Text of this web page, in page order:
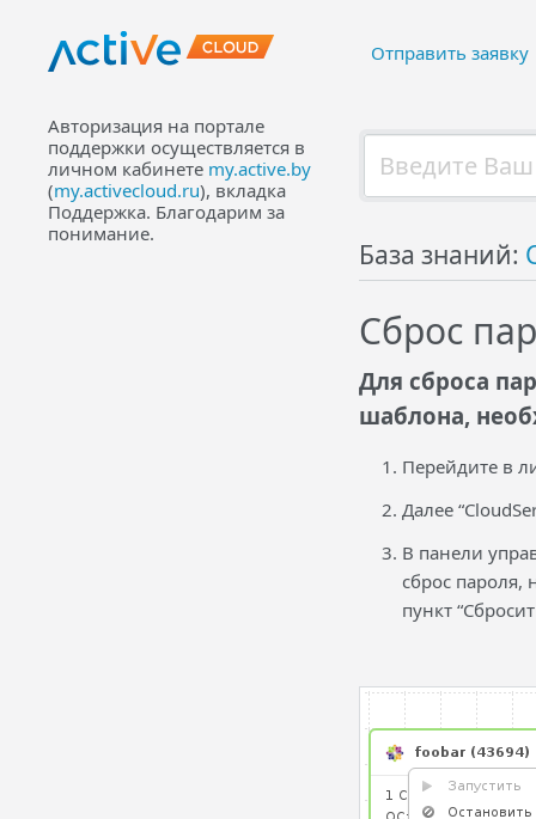
Отправить заявку
Авторизация на портале
поддержки осуществляется в
личном кабинете my.active.by
(my.activecloud.ru), вкладка
Поддержка. Благодарим за
понимание.
База знаний:
Сброс
Для сброса
шаблона,
Перейдите в
Далее
В панели
сброс пароля,
пункт